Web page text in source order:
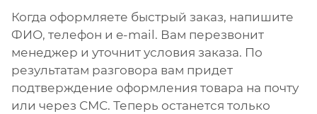
Когда оформляете быстрый заказ, напишите
ФИО, телефон и e-mail. Вам перезвонит
менеджер и уточнит условия заказа. По
результатам разговора вам придет
подтверждение оформления товара на почту
или через СМС. Теперь останется только